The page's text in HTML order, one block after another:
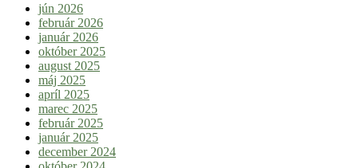
jún 2026
február 2026
január 2026
október 2025
august 2025
máj 2025
apríl 2025
marec 2025
február 2025
január 2025
december 2024